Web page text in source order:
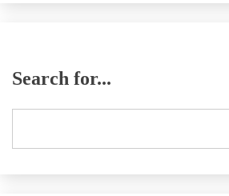
Search for...